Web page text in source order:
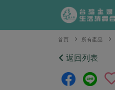
首頁 所有產品
返回列表